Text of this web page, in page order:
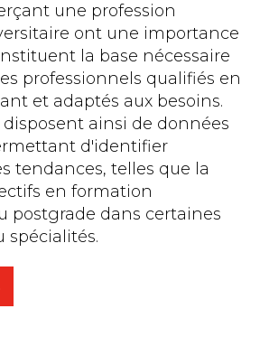
une profession
ont une importance
la base nécessaire
professionnels qualifiés en
et adaptés aux besoins.
disposent ainsi de données
d'identifier
tendances, telles que la
en formation
postgrade dans certaines
spécialités.